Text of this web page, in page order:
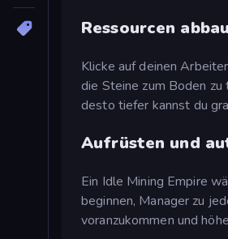
Ressourcen
Klicke auf deinen
die Steine zum Boden
desto tiefer kannst du
Aufrüsten und
Ein Idle Mining Empire
beginnen, Manager zu
voranzukommen und